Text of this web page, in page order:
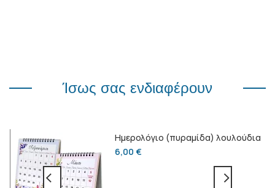
Ίσως σας ενδιαφέρουν
Ημερολόγιο (πυραμίδα) λουλούδια
6,00 €